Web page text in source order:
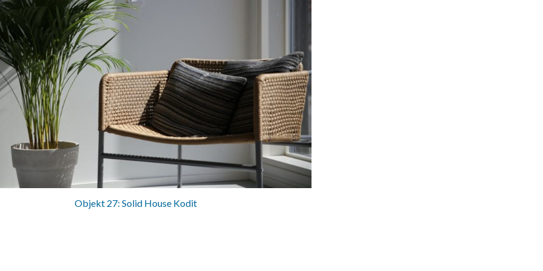
Objekt 27: Solid House Kodit